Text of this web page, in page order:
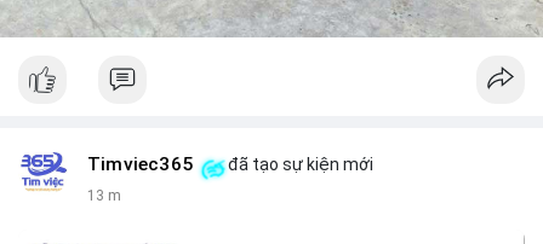
Timviec365 đã tạo sự kiện mới
13 m